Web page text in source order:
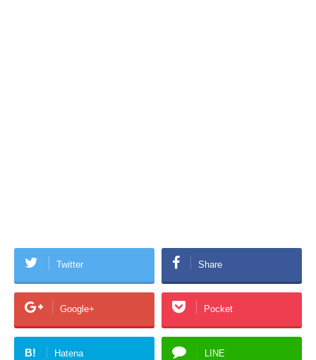
Twitter Share
Google+ Pocket
B! Hatena LINE